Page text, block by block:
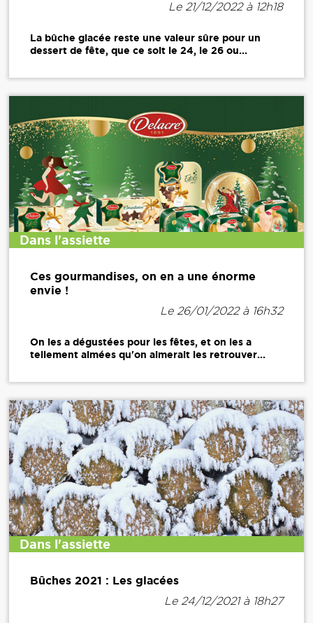
Le 21/12/2022 à 12h18
La bûche glacée reste une valeur sûre pour un
dessert de fête, que ce soit le 24, le 26 ou...
Dans l'assiette
Ces gourmandises, on en a une énorme
envie !
Le 26/01/2022 à 16h32
On les a dégustées pour les fêtes, et on les a
tellement aimées qu'on aimerait les retrouver...
Dans l'assiette
Bûches 2021 : Les glacées
Le 24/12/2021 à 18h27